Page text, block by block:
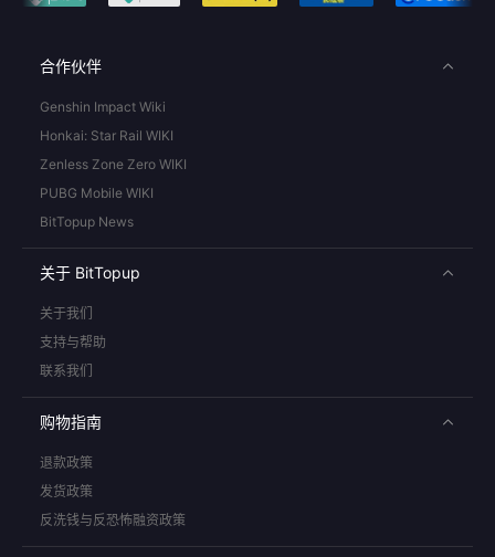
合作伙伴
Genshin Impact Wiki
Honkai: Star Rail WIKI
Zenless Zone Zero WIKI
PUBG Mobile WIKI
BitTopup News
关于 BitTopup
关于我们
支持与帮助
联系我们
购物指南
退款政策
发货政策
反洗钱与反恐怖融资政策